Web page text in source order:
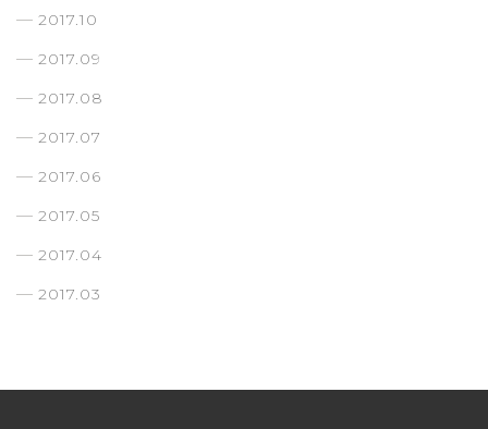
2017.10
2017.09
2017.08
2017.07
2017.06
2017.05
2017.04
2017.03